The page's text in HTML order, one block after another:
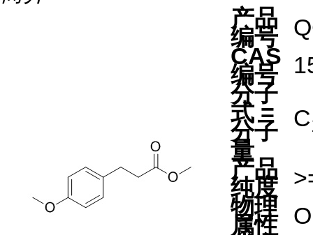
产品
编号
CAS
编号
分子
式 =
分子
量
C
产品
纯度
物理
属性